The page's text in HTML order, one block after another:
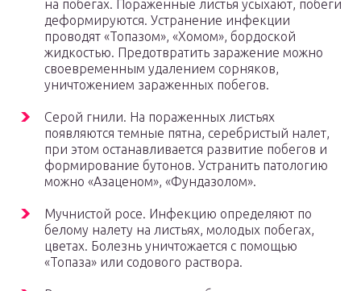
на побегах. Пораженные листья усыхают, побеги
деформируются. Устранение инфекции
проводят «Топазом», «Хомом», бордоской
жидкостью. Предотвратить заражение можно
своевременным удалением сорняков,
уничтожением зараженных побегов.
Серой гнили. На пораженных листьях
появляются темные пятна, серебристый налет,
при этом останавливается развитие побегов и
формирование бутонов. Устранить патологию
можно «Азаценом», «Фундазолом».
Мучнистой росе. Инфекцию определяют по
белому налету на листьях, молодых побегах,
цветах. Болезнь уничтожается с помощью
«Топаза» или содового раствора.